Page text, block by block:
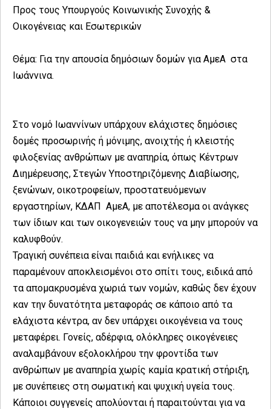
Προς τους Υπουργούς Κοινωνικής Συνοχής &
Οικογένειας και Εσωτερικών
Θέμα: Για την απουσία δημόσιων δομών για ΑμεΑ στα
Ιωάννινα.
Στο νομό Ιωαννίνων υπάρχουν ελάχιστες δημόσιες
δομές προσωρινής ή μόνιμης, ανοιχτής ή κλειστής
φιλοξενίας ανθρώπων με αναπηρία, όπως Κέντρων
Διημέρευσης, Στεγών Υποστηριζόμενης Διαβίωσης,
ξενώνων, οικοτροφείων, προστατευόμενων
εργαστηρίων, ΚΔΑΠ ΑμεΑ, με αποτέλεσμα οι ανάγκες
των ίδιων και των οικογενειών τους να μην μπορούν να
καλυφθούν.
Τραγική συνέπεια είναι παιδιά και ενήλικες να
παραμένουν αποκλεισμένοι στο σπίτι τους, ειδικά από
τα απομακρυσμένα χωριά των νομών, καθώς δεν έχουν
καν την δυνατότητα μεταφοράς σε κάποιο από τα
ελάχιστα κέντρα, αν δεν υπάρχει οικογένεια να τους
μεταφέρει. Γονείς, αδέρφια, ολόκληρες οικογένειες
αναλαμβάνουν εξολοκλήρου την φροντίδα των
ανθρώπων με αναπηρία χωρίς καμία κρατική στήριξη,
με συνέπειες στη σωματική και ψυχική υγεία τους.
Κάποιοι συγγενείς απολύονται ή παραιτούνται για να